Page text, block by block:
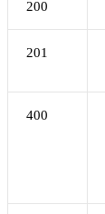
200
201
400